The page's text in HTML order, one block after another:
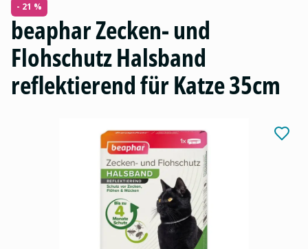
- 21 %
beaphar Zecken- und
Flohschutz Halsband
reflektierend für Katze 35cm